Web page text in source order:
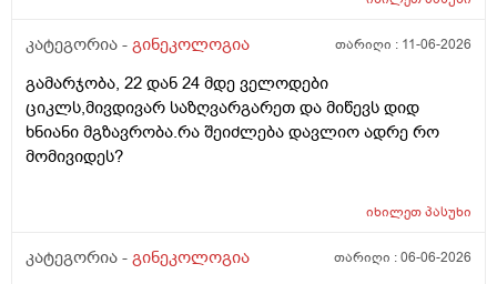
ასაკი 40
განმავლობაში ? შესაძლოა ისევ 23 ან 25 დღიანი
რამეა.ზოგადად წლებია აუტოიმონური თირეოდიტი
მაქვს.ხშირად მაქვს სანერვიულო.რითი შეიძლება
უნდაცკვების სახით რომ ვმართო ციკლის დღეები?
კატეგორია - გინეკოლოგია თარიღი : 11-06-2026
გამარჯობა, 22 დან 24 მდე ველოდები
ციკლს,მივდივარ საზღვარგარეთ და მიწევს დიდ
ხნიანი მგზავრობა.რა შეიძლება დავლიო ადრე რო
მომივიდეს?
იხილეთპასუხი
კატეგორია - გინეკოლოგია თარიღი :06-06-2026